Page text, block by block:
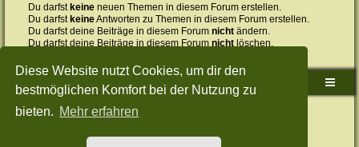
Diese Website nutzt Cookies, um dir den
bestmöglichen Komfort bei der Nutzung zu
bieten. Mehr erfahren
Du darfst keine neuen Themen in diesem Forum erstellen.
Du darfst keineAntworten zu Themen in diesem Forum erstellen.
Du darfst deine Beiträge in diesem Forumnicht ändern.
Du darfst deine Beiträge in diesem Forumnicht löschen.
Sudden-Strike-Maps.de Hauptseite Foren-Übersicht
Powered byphpBB® Forum Software © phpBB Limited
Style: Green-Style-Split by Joyce&LunaphpBB-Style-Design